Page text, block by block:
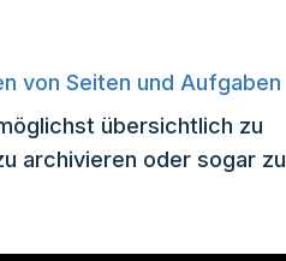
von Seiten und Aufgaben
übersichtlich zu
archivieren oder sogar zu